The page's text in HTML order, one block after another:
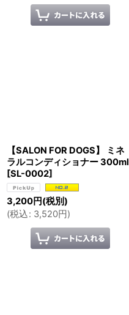
【SALON FOR DOGS】 ミネ
ラルコンディショナー 300ml
[SL-0002]
3,200円(税別)
(税込: 3,520円)